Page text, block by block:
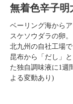
無着色辛子明
ベーリング海から
スケソウダラの卵。
北九州の自社工場
昆布から「だし」
た独自調味液に1
よる変動あり)